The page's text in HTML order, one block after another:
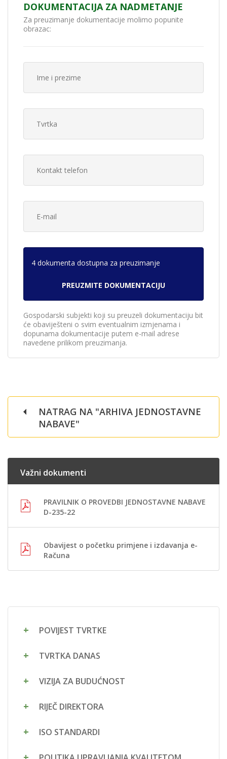
DOKUMENTACIJA ZA NADMETANJE
Za preuzimanje dokumentacije molimo popunite
obrazac:
4 dokumenta dostupna za preuzimanje
Gospodarski subjekti koji su preuzeli dokumentaciju bit
će obaviješteni o svim eventualnim izmjenama i
dopunama dokumentacije putem e-mail adrese
navedene prilikom preuzimanja.
NATRAG NA "ARHIVA JEDNOSTAVNE
NABAVE"
Važni dokumenti
PRAVILNIK O PROVEDBI JEDNOSTAVNE NABAVE
D-235-22
Obavijest o početku primjene i izdavanja e-
Računa
POVIJEST TVRTKE
TVRTKA DANAS
VIZIJA ZA BUDUĆNOST
RIJEČ DIREKTORA
ISO STANDARDI